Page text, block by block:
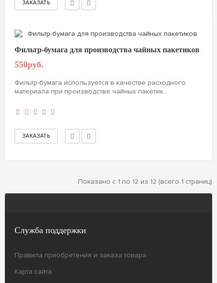
Фильтр-бумага для производства чайных пакетиков
550руб.
Фильтр-бумага используется в качестве расходного
материала при производстве чайных пакетик...
Показано с 1 по 12 из 12 (всего 1 страниц)
Служба поддержки
Правила приобретения и заказа товара
Карта сайта